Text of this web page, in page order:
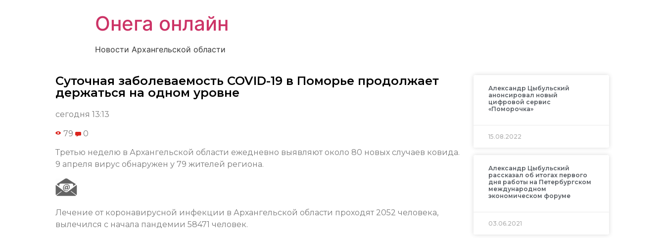
Онега онлайн
Новости Архангельской области
Суточная заболеваемость COVID-19 в Поморье продолжает
держаться на одном уровне
сегодня 13:13
79 0
Третью неделю в Архангельской области ежедневно выявляют около 80 новых случаев ковида.
9 апреля вирус обнаружен у 79 жителей региона.
Лечение от коронавирусной инфекции в Архангельской области проходят 2052 человека,
вылечился с начала пандемии 58471 человек.
Александр Цыбульский
анонсировал новый
цифровой сервис
«Поморочка»
15.08.2022
Александр Цыбульский
рассказал об итогах первого
дня работы на Петербургском
международном
экономическом форуме
03.06.2021